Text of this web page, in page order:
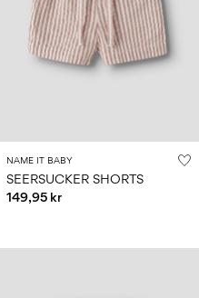
NAME IT BABY
SEERSUCKER SHORTS
149,95 kr